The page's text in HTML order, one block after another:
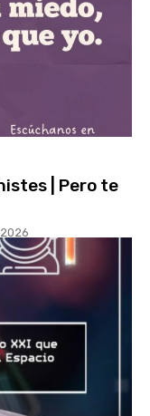
| Pero te